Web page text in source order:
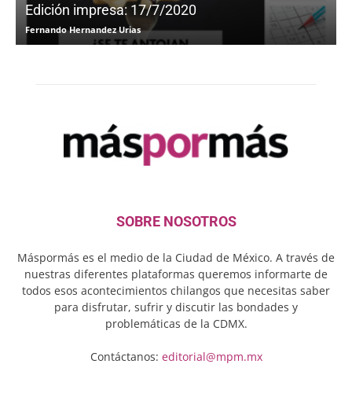
Edición impresa: 17/7/2020
Fernando Hernandez Urias
SOBRE NOSOTROS
Máspormás es el medio de la Ciudad de México. A través de
nuestras diferentes plataformas queremos informarte de
todos esos acontecimientos chilangos que necesitas saber
para disfrutar, sufrir y discutir las bondades y
problemáticas de la CDMX.
Contáctanos: editorial@mpm.mx